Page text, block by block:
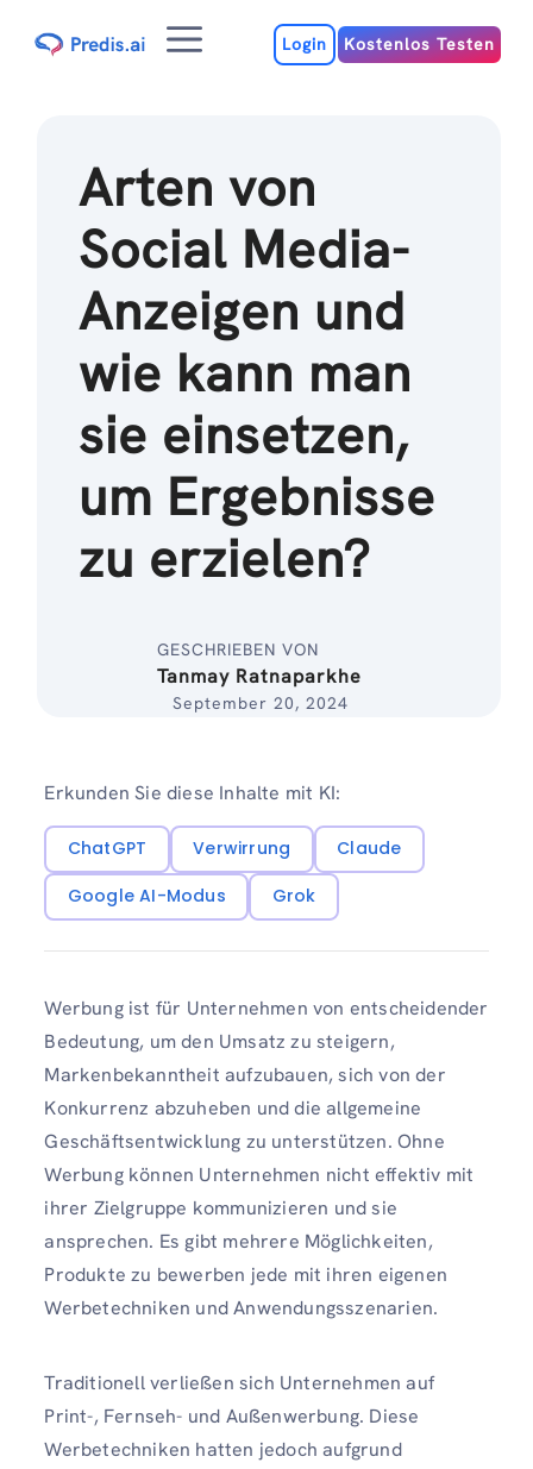
Inhalt
MenuLogin Kostenlos Testen
Arten von
Social Media-
Anzeigen und
wie kann man
sie einsetzen,
um Ergebnisse
zu erzielen?
GESCHRIEBEN VON
Tanmay Ratnaparkhe
September 20, 2024
Erkunden Sie diese Inhalte mit KI:
ChatGPT Verwirrung
Claude
Google AI-Modus
Grok
Werbung ist für Unternehmen von entscheidender
Bedeutung, um den Umsatz zu steigern,
Markenbekanntheit aufzubauen, sich von der
Konkurrenz abzuheben und die allgemeine
Geschäftsentwicklung zu unterstützen. Ohne
Werbung können Unternehmen nicht effektiv mit
ihrer Zielgruppe kommunizieren und sie
ansprechen. Es gibt mehrere Möglichkeiten,
Produkte zu bewerben jede mit ihren eigenen
Werbetechniken und Anwendungsszenarien.
Traditionell verließen sich Unternehmen auf
Print-, Fernseh- und Außenwerbung. Diese
Werbetechniken hatten jedoch aufgrund